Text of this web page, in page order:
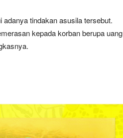
tindakan asusila tersebut.
kepada korban berupa uang